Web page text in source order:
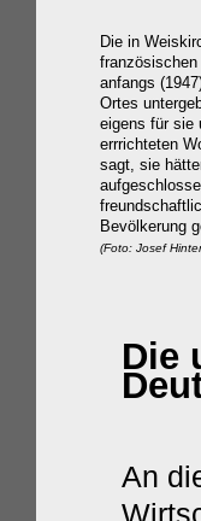
Die in
französischen
anfangs
Ortes
eigens für sie
errrichteten
sagt, sie
Bevölkerung
(Foto: Josef
Die
An